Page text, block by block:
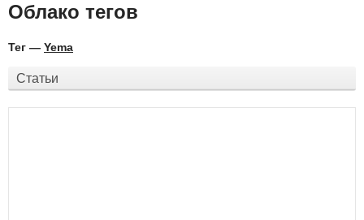
Облако тегов
Тег — Yema
Статьи